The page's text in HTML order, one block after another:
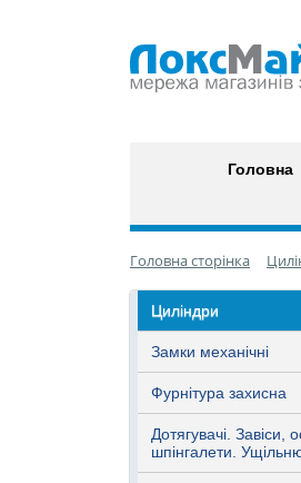
Головна
Головна сторінка
Циліндри
Замки механічні
Фурнітура захисна
Дотягувачі. Завіси,
шпінгалети.